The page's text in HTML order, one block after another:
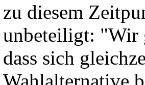
zu diesem
unbeteiligt: "Wir
dass sich
Wahlalternative